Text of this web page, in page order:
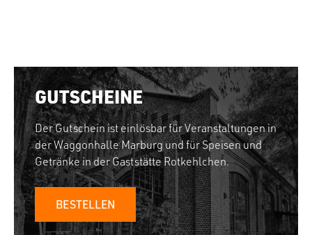
GUTSCHEINE
Der Gutschein ist einlösbar für Veranstaltungen in
der Waggonhalle Marburg und für Speisen und
Getränke in der Gaststätte Rotkehlchen.
BESTELLEN